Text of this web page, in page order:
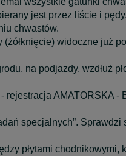
jest przez liście i
chwastów.
widoczne już
na podjazdy, wzdłuż
rejestracja AMATORSKA -
specjalnych”. Sprawdzi
płytami chodnikowymi,